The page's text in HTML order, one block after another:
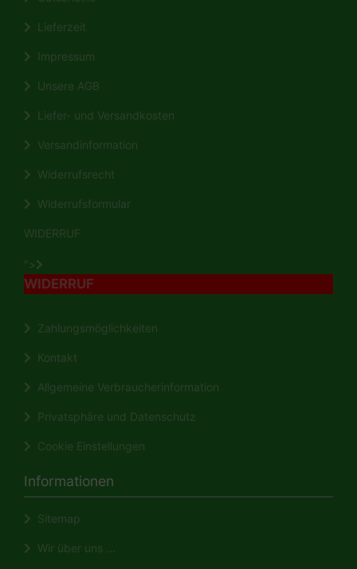
Lieferzeit
Impressum
Unsere AGB
Liefer- und Versandkosten
Versandinformation
Widerrufsrecht
Widerrufsformular
WIDERRUF
">
WIDERRUF
Zahlungsmöglichkeiten
Kontakt
Allgemeine Verbraucherinformation
Privatsphäre und Datenschutz
Cookie Einstellungen
Informationen
Sitemap
Wir über uns ...